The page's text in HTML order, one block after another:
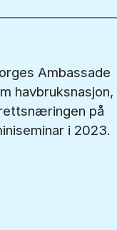
Ambassade
havbruksnasjon,
på
i 2023.